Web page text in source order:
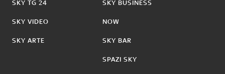
SKY TG 24
SKY VIDEO
SKY ARTE
SKY BUSINESS
NOW
SKY BAR
SPAZI SKY